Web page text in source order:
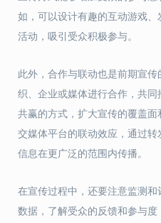
如，可以设计有趣的互动游戏
活动，吸引受众积极参与。
此外，合作与联动也是前期宣
织、企业或媒体进行合作，共
共赢的方式，扩大宣传的覆盖
交媒体平台的联动效应，通过
信息在更广泛的范围内传播。
在宣传过程中，还要注意监测
数据，了解受众的反馈和参与